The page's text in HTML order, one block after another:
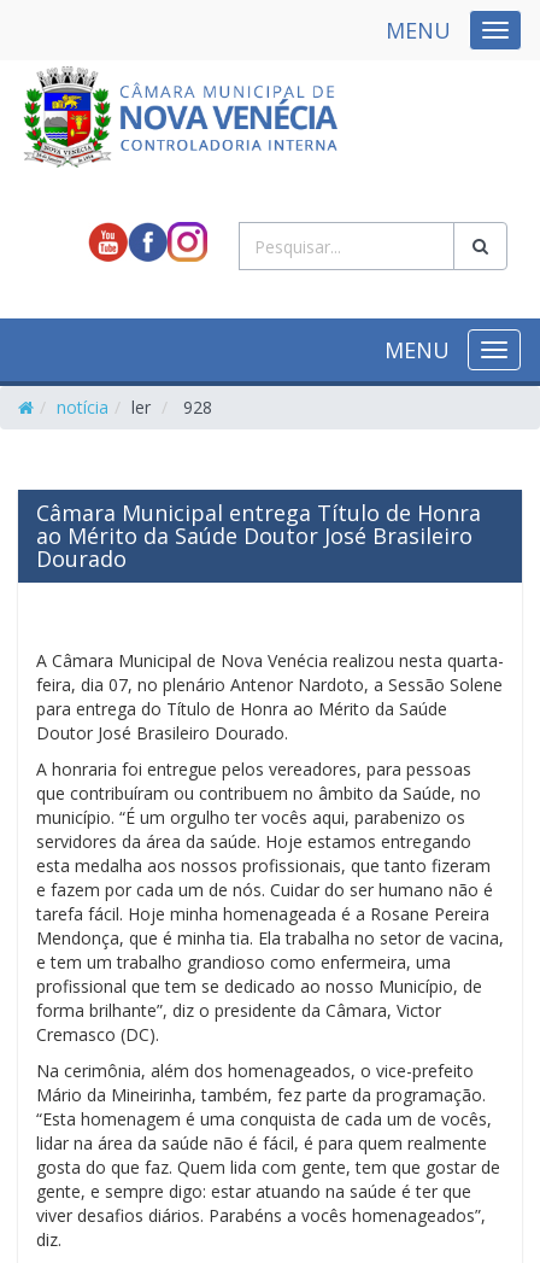
MENU
MENU
notícia ler 928
Câmara Municipal entrega Título de Honra
ao Mérito da Saúde Doutor José Brasileiro
Dourado
A Câmara Municipal de Nova Venécia realizou nesta quarta-
feira, dia 07, no plenário Antenor Nardoto, a Sessão Solene
para entrega do Título de Honra ao Mérito da Saúde
Doutor José Brasileiro Dourado.
A honraria foi entregue pelos vereadores, para pessoas
que contribuíram ou contribuem no âmbito da Saúde, no
município. “É um orgulho ter vocês aqui, parabenizo os
servidores da área da saúde. Hoje estamos entregando
esta medalha aos nossos profissionais, que tanto fizeram
e fazem por cada um de nós. Cuidar do ser humano não é
tarefa fácil. Hoje minha homenageada é a Rosane Pereira
Mendonça, que é minha tia. Ela trabalha no setor de vacina,
e tem um trabalho grandioso como enfermeira, uma
profissional que tem se dedicado ao nosso Município, de
forma brilhante”, diz o presidente da Câmara, Victor
Cremasco (DC).
Na cerimônia, além dos homenageados, o vice-prefeito
Mário da Mineirinha, também, fez parte da programação.
“Esta homenagem é uma conquista de cada um de vocês,
lidar na área da saúde não é fácil, é para quem realmente
gosta do que faz. Quem lida com gente, tem que gostar de
gente, e sempre digo: estar atuando na saúde é ter que
viver desafios diários. Parabéns a vocês homenageados”,
diz.